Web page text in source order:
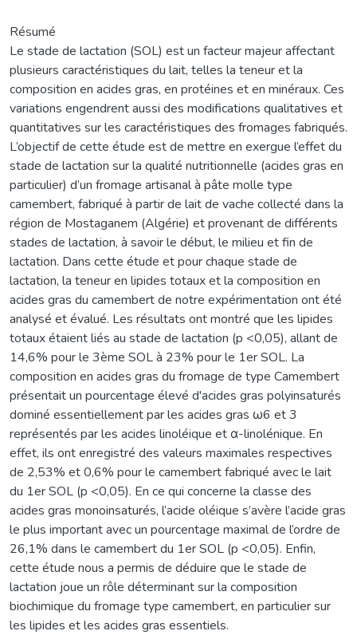
Résumé
Le stade de lactation (SOL) est un facteur majeur affectant
plusieurs caractéristiques du lait, telles la teneur et la
composition en acides gras, en protéines et en minéraux. Ces
variations engendrent aussi des modifications qualitatives et
quantitatives sur les caractéristiques des fromages fabriqués.
L’objectif de cette étude est de mettre en exergue l’effet du
stade de lactation sur la qualité nutritionnelle (acides gras en
particulier) d’un fromage artisanal à pâte molle type
camembert, fabriqué à partir de lait de vache collecté dans la
région de Mostaganem (Algérie) et provenant de différents
stades de lactation, à savoir le début, le milieu et fin de
lactation. Dans cette étude et pour chaque stade de
lactation, la teneur en lipides totaux et la composition en
acides gras du camembert de notre expérimentation ont été
analysé et évalué. Les résultats ont montré que les lipides
totaux étaient liés au stade de lactation (p <0,05), allant de
14,6% pour le 3ème SOL à 23% pour le 1er SOL. La
composition en acides gras du fromage de type Camembert
présentait un pourcentage élevé d'acides gras polyinsaturés
dominé essentiellement par les acides gras ω6 et 3
représentés par les acides linoléique et α-linolénique. En
effet, ils ont enregistré des valeurs maximales respectives
de 2,53% et 0,6% pour le camembert fabriqué avec le lait
du 1er SOL (p <0,05). En ce qui concerne la classe des
acides gras monoinsaturés, l’acide oléique s’avère l’acide gras
le plus important avec un pourcentage maximal de l’ordre de
26,1% dans le camembert du 1er SOL (p <0,05). Enfin,
cette étude nous a permis de déduire que le stade de
lactation joue un rôle déterminant sur la composition
biochimique du fromage type camembert, en particulier sur
les lipides et les acides gras essentiels.